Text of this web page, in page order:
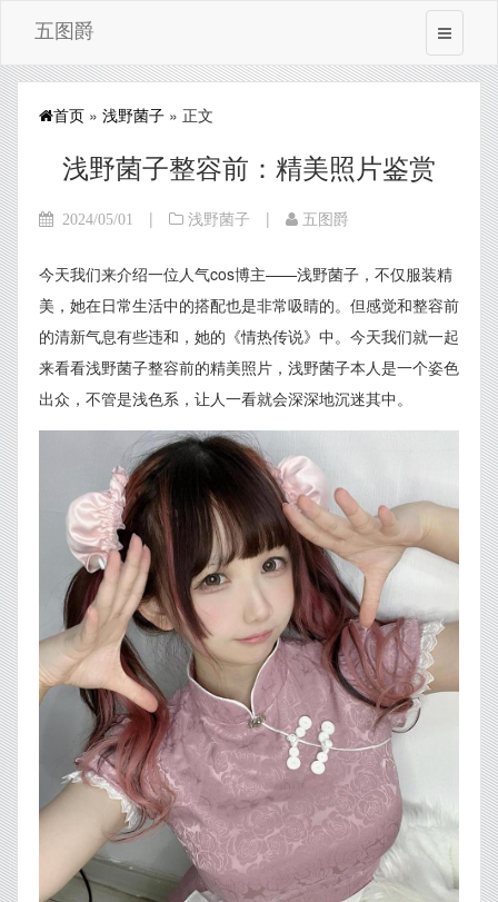
五图爵
首页 » 浅野菌子 » 正文
浅野菌子整容前：精美照片鉴赏
2024/05/01 | 浅野菌子 | 五图爵
今天我们来介绍一位人气cos博主——浅野菌子，不仅服装精
美，她在日常生活中的搭配也是非常吸睛的。但感觉和整容前
的清新气息有些违和，她的《情热传说》中。今天我们就一起
来看看浅野菌子整容前的精美照片，浅野菌子本人是一个姿色
出众，不管是浅色系，让人一看就会深深地沉迷其中。